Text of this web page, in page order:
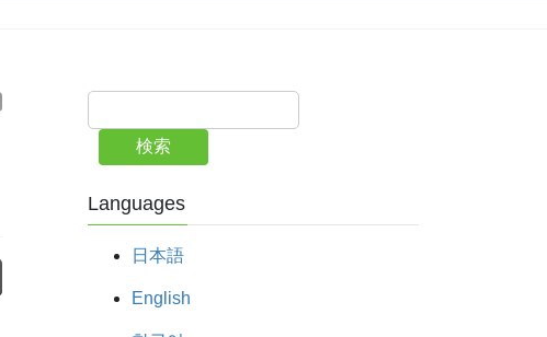
検索
Languages
日本語
English